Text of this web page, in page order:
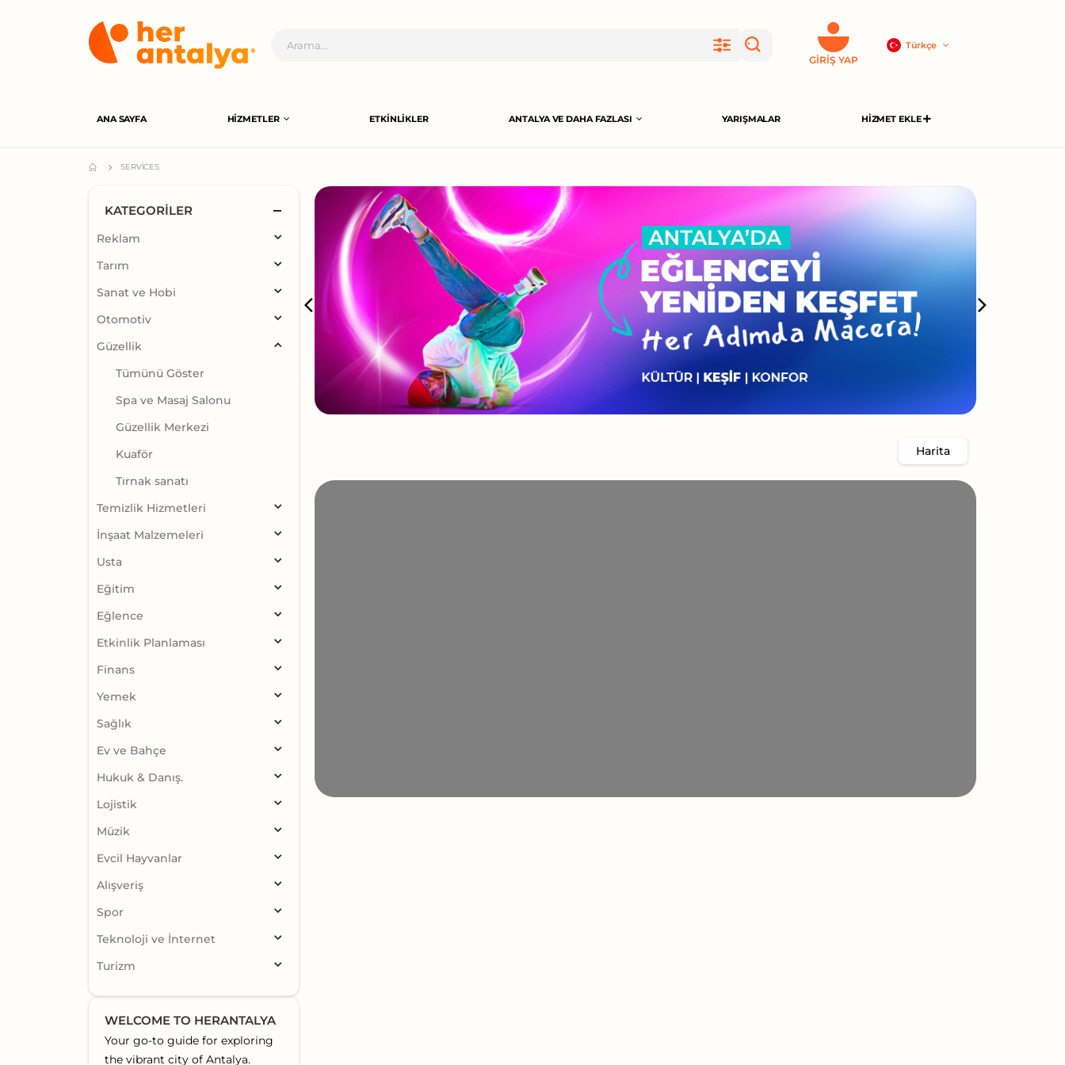
GIRIŞ YAP
Türkçe
ANA SAYFA HIZMETLER ETKINLIKLER ANTALYA VE DAHA FAZLASI YARIŞMALAR HIZMET EKLE
SERVICES
Harita
KATEGORILER
Reklam
Tarım
Sanat ve Hobi
Otomotiv
Güzellik
Tümünü Göster
Spa ve Masaj Salonu
Güzellik Merkezi
Kuaför
Tırnak sanatı
Temizlik Hizmetleri
İnşaat Malzemeleri
Usta
Eğitim
Eğlence
Etkinlik Planlaması
Finans
Yemek
Sağlık
Ev ve Bahçe
Hukuk & Danış.
Lojistik
Müzik
Evcil Hayvanlar
Alışveriş
Spor
Teknoloji ve İnternet
Turizm
WELCOME TO HERANTALYA
Your go-to guide for exploring
the vibrant city of Antalya.